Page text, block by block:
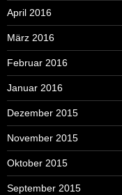
April 2016
März 2016
Februar 2016
Januar 2016
Dezember 2015
November 2015
Oktober 2015
September 2015